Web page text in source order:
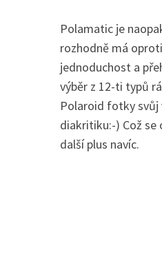
Polamatic je
rozhodně má
jednoduchost a
výběr z 12-ti typů
Polaroid fotky svůj
diakritiku:-) Což se
další plus navíc.